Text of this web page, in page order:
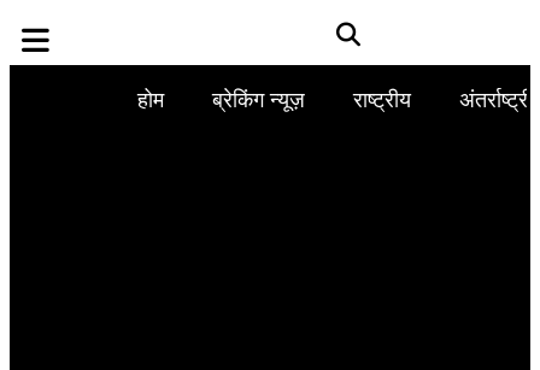
होम ब्रेकिंग न्यूज़ राष्ट्रीय